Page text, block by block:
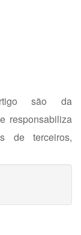
são da
responsabiliza
de terceiros,